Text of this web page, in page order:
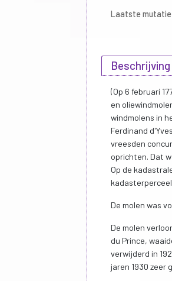
Laatste mutatie
(Op 6 februari
en
windmolens in
Ferdinand
vreesden
oprichten. Dat
Op de
De molen was
De molen
du Prince,
verwijderd in
jaren 1930 zeer